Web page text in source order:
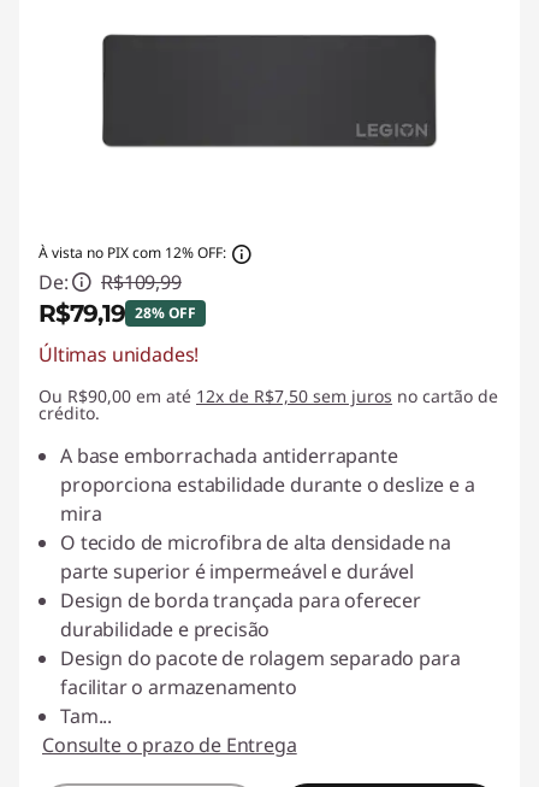
À vista no PIX com 12% OFF:
De: R$109,99
R$79,19 28% OFF
Economias instantâneas :
Últimas unidades!
Ou R$90,00 em até 12x de R$7,50 sem juros no cartão de
crédito.
A base emborrachada antiderrapante
proporciona estabilidade durante o deslize e a
mira
O tecido de microfibra de alta densidade na
parte superior é impermeável e durável
Design de borda trançada para oferecer
durabilidade e precisão
Design do pacote de rolagem separado para
facilitar o armazenamento
Tam...
Consulte o prazo de Entrega